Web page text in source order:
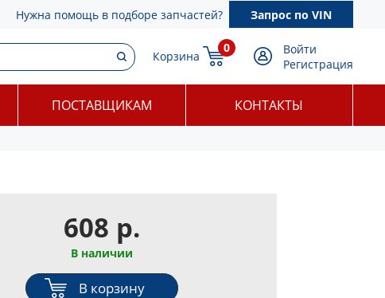
Нужна помощь в подборе запчастей? Запрос по VIN
Корзина
0
Войти
Регистрация
ПОСТАВЩИКАМ КОНТАКТЫ
608 р.
В наличии
В корзину